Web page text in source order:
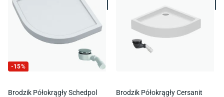
-15%
Brodzik Półokrągły Schedpol
Brodzik Półokrągły Cersanit